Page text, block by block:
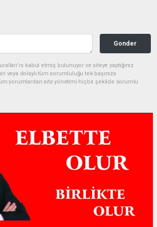
Gonder
kabul etmiş bulunuyor ve siteye yaptığınız
veya dolaylı tüm sorumluluğu tek başınıza
yorumlardan site yönetimi hiçbir şekilde sorumlu